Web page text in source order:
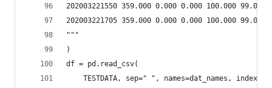
202003221550 359.000 0.000 0.000 100.000
202003221705 359.000 0.000 0.000 100.000
"""
)
df = pd.read_csv(
TESTDATA, sep=" ", names=dat_names,